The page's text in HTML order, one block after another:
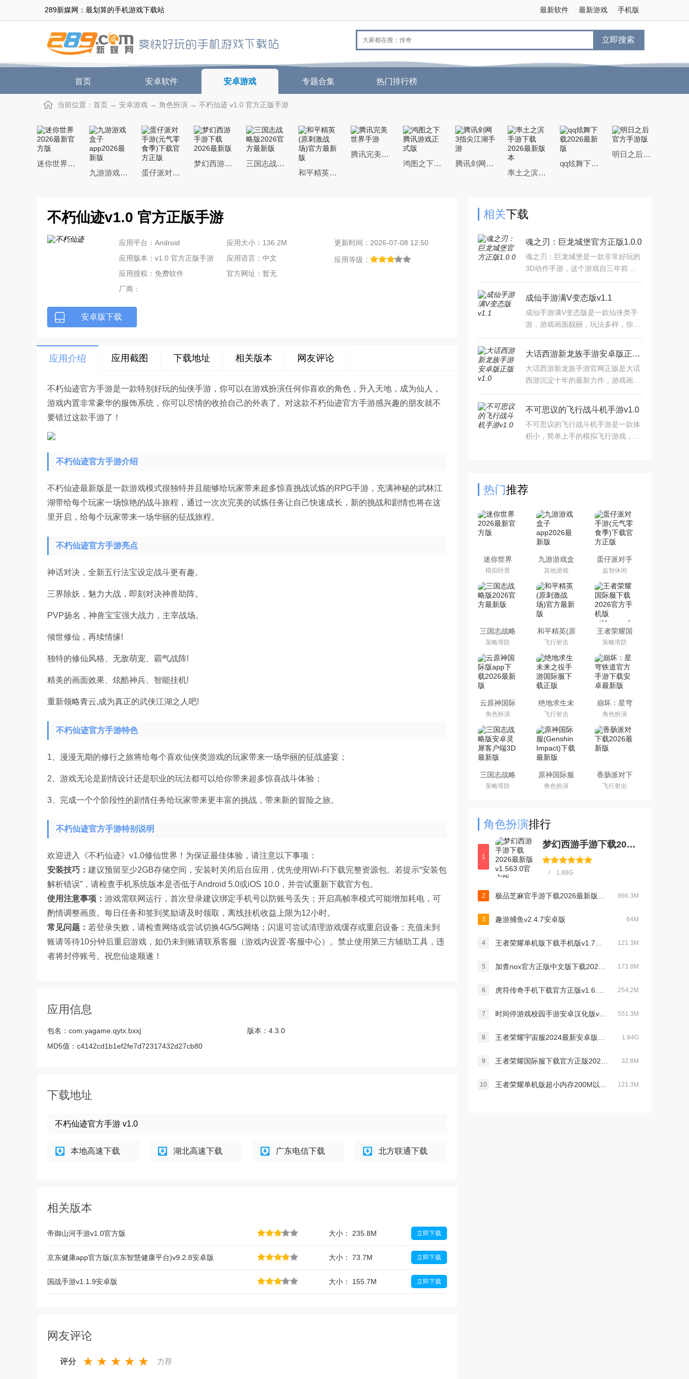
289新媒网：最划算的手机游戏下载站 手机版
最新游戏
最新软件
立即搜索
首页 安卓软件 安卓游戏 专题合集 热门排行榜
当前位置： 首页 → 安卓游戏 → 角色扮演 → 不朽仙迹 v1.0 官方正版手游
迷你世界2026最新官方版
九游游戏盒子app2026最新版
蛋仔派对手游(元气零食季)下载官方正版
梦幻西游手游下载2026最新版
三国志战略版2026官方最新版
和平精英(原刺激战场)官方最新版
腾讯完美世界手游
鸿图之下腾讯游戏正式版
腾讯剑网3指尖江湖手游
率土之滨手游下载2026最新版本
qq炫舞下载2026最新版
明日之后官方手游版
不朽仙迹v1.0 官方正版手游
应用平台：Android 应用大小：136.2M
更新时间：2026-07-08 12:50
应用版本：v1.0 官方正版手游
应用语言：中文
应用等级：
应用授权：免费软件
官方网址：暂无
厂商：
安卓版下载
应用介绍 应用截图 下载地址 相关版本 网友评论
不朽仙迹官方手游是一款特别好玩的仙侠手游，你可以在游戏扮演任何你喜欢的角色，升入天地，成为仙人，
游戏内置非常豪华的服饰系统，你可以尽情的收拾自己的外表了。对这款不朽仙迹官方手游感兴趣的朋友就不
要错过这款手游了！
不朽仙迹官方手游介绍
不朽仙迹最新版是一款游戏模式很独特并且能够给玩家带来超多惊喜挑战试炼的RPG手游，充满神秘的武林江
湖带给每个玩家一场惊艳的战斗旅程，通过一次次完美的试炼任务让自己快速成长，新的挑战和剧情也将在这
里开启，给每个玩家带来一场华丽的征战旅程。
不朽仙迹官方手游亮点
神话对决，全新五行法宝设定战斗更有趣。
三界除妖，魅力大战，即刻对决神兽助阵。
PVP扬名，神兽宝宝强大战力，主宰战场。
倾世修仙，再续情缘!
独特的修仙风格、无敌萌宠、霸气战阵!
精美的画面效果、炫酷神兵、智能挂机!
重新领略青云,成为真正的武侠江湖之人吧!
不朽仙迹官方手游特色
1、漫漫无期的修行之旅将给每个喜欢仙侠类游戏的玩家带来一场华丽的征战盛宴；
2、游戏无论是剧情设计还是职业的玩法都可以给你带来超多惊喜战斗体验；
3、完成一个个阶段性的剧情任务给玩家带来更丰富的挑战，带来新的冒险之旅。
不朽仙迹官方手游特别说明
欢迎进入《不朽仙迹》v1.0修仙世界！为保证最佳体验，请注意以下事项：
安装技巧： 建议预留至少2GB存储空间，安装时关闭后台应用，优先使用Wi-Fi下载完整资源包。若提示“安装包
解析错误”，请检查手机系统版本是否低于Android 5.0或iOS 10.0，并尝试重新下载官方包。
使用注意事项： 游戏需联网运行，首次登录建议绑定手机号以防账号丢失；开启高帧率模式可能增加耗电，可
酌情调整画质。每日任务和签到奖励请及时领取，离线挂机收益上限为12小时。
常见问题： 若登录失败，请检查网络或尝试切换4G/5G网络；闪退可尝试清理游戏缓存或重启设备；充值未到
账请等待10分钟后重启游戏，如仍未到账请联系客服（游戏内设置-客服中心）。禁止使用第三方辅助工具，违
者将封停账号。祝您仙途顺遂！
应用信息
包名： com.yagame.qytx.bxxj 版本： 4.3.0
MD5值： c4142cd1b1ef2fe7d72317432d27cb80
下载地址
不朽仙迹官方手游 v1.0
本地高速下载 湖北高速下载 广东电信下载 北方联通下载
相关版本
帝御山河手游v1.0官方版 大小： 235.8M 立即下载
京东健康app官方版(京东智慧健康平台)v9.2.8安卓版 大小： 73.7M 立即下载
国战手游v1.1.9安卓版 大小： 155.7M 立即下载
网友评论
评分 ★ ★ ★ ★ ★ 力荐
相关下载
魂之刃：巨龙城堡官方正版1.0.0
魂之刃：巨龙城堡是一款非常好玩的
3D动作手游，这个游戏自三年前就
即将在近期正式公测双平台登陆，赶
紧拿出手机提前下载。魂之
成仙手游满V变态版v1.1
成仙手游满V变态版是一款仙侠类手
游，游戏画面靓丽，玩法多样，你可
丐帮，闯出一片天地，对这款游戏成
仙手游满V变态版感兴趣的
大话西游新龙族手游安卓版正版v1.0
大话西游新龙族手游官网正版是大话
西游沉淀十年的最新力作，游戏画面
式体验剧情，完全自由买卖的系统，
运气好的玩家比氪金玩家
不可思议的飞行战斗机手游v1.0
不可思议的飞行战斗机手游是一款体
积小，简单上手的模拟飞行游戏，在
热门推荐
迷你世界
2026最新官
方版
模拟经营
九游游戏盒
子app2026
最新版
其他游戏
蛋仔派对手
游(元气零食
季)下载官方
正版
益智休闲
三国志战略
版2026官方
最新版
策略塔防
和平精英(原
刺激战场)官
方最新版
飞行射击
王者荣耀国
际服下载
2026官方手
机版
（Honor of
Kings）
策略塔防
云原神国际
版app下载
2026最新版
角色扮演
绝地求生未
来之役手游
国际服下载
正版
飞行射击
崩坏：星穹
铁道官方手
游下载安卓
最新版
角色扮演
三国志战略
版安卓灵犀
客户端3D最
策略塔防
原神国际服
(Genshin
Impact)下载
角色扮演
香肠派对下
载2026最新
版
飞行射击
角色扮演排行
1
梦幻西游手游下载2026最新版v1.563.0官方版
/ 1.88G
2 866.3M
3 趣游捕鱼v2.4.7安卓版 64M
4 121.3M
5 173.8M
6 254.2M
7 551.3M
8 1.84G
9 32.8M
10 121.3M